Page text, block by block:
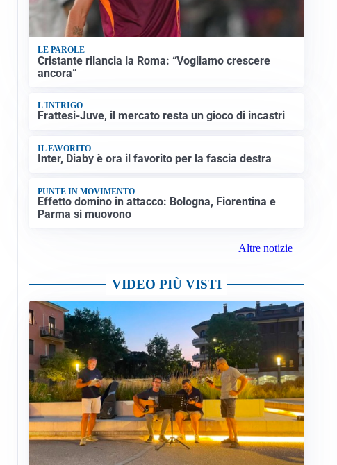
LE PAROLE
Cristante rilancia la Roma: “Vogliamo crescere
ancora”
L'INTRIGO
Frattesi-Juve, il mercato resta un gioco di incastri
IL FAVORITO
Inter, Diaby è ora il favorito per la fascia destra
PUNTE IN MOVIMENTO
Effetto domino in attacco: Bologna, Fiorentina e
Parma si muovono
Altre notizie
VIDEO PIÙ VISTI